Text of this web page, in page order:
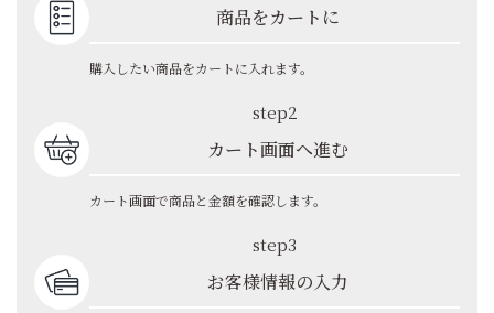
商品をカートに
購入したい商品をカートに入れます。
step2
カート画面へ進む
カート画面で商品と金額を確認します。
step3
お客様情報の入力